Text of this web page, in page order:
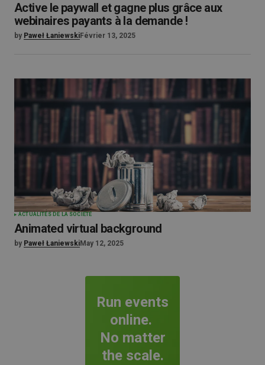
Active le paywall et gagne plus grâce aux
webinaires payants à la demande !
by Paweł ŁaniewskiFévrier 13, 2025
ACTUALITÉS DE LA SOCIÉTÉ
Animated virtual background
by Paweł ŁaniewskiMay 12, 2025
Run events
online.
No matter
the scale.